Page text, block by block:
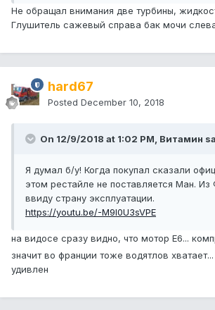
Не обращал внимания две турбины,
Глушитель сажевый справа бак мочи
hard67
Posted December 10, 2018
On 12/9/2018 at 1:02 PM, Витамин
Я думал б/у! Когда покупал сказали
этом рестайле не поставляется Ман.
ввиду страну эксплуатации.
https://youtu.be/-M9l0U3sVPE
на видосе сразу видно, что мотор Е6...
значит во франции тоже водятлов
удивлен